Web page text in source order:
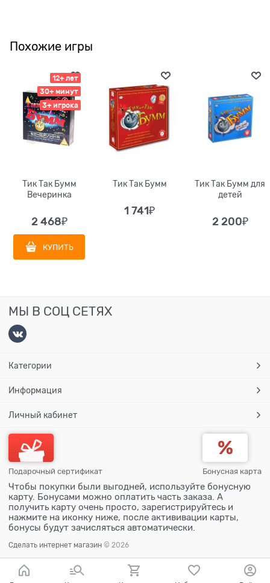
Похожие игры
12+ лет
30+ минут
3+ игрока
Тик Так Бумм
Вечеринка
2 468₽
КУПИТЬ
Тик Так Бумм
1 741₽
Тик Так Бумм для
детей
2 200₽
МЫ В СОЦ СЕТЯХ
Категории
Информация
Личный кабинет
Подарочный сертификат Бонусная карта
Чтобы покупки были выгодней, используйте бонусную
карту. Бонусами можно оплатить часть заказа. А
получить карту очень просто, зарегистрируйтесь и
нажмите на иконку ниже, после актививации карты,
бонусы будут зачисляться автоматически.
Сделать интернет магазин © 2026